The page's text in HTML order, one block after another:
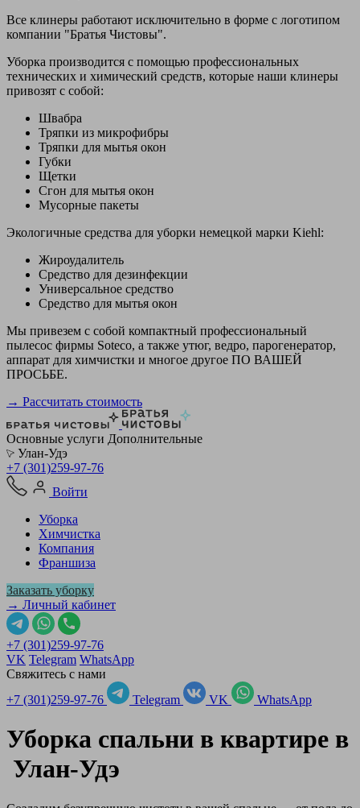
Все клинеры работают исключительно в форме с логотипом
компании "Братья Чистовы".
Уборка производится с помощью профессиональных
технических и химический средств, которые наши клинеры
привозят с собой:
Швабра
Тряпки из микрофибры
Тряпки для мытья окон
Губки
Щетки
Сгон для мытья окон
Мусорные пакеты
Экологичные средства для уборки немецкой марки Kiehl:
Жироудалитель
Средство для дезинфекции
Универсальное средство
Средство для мытья окон
Мы привезем с собой компактный профессиональный
пылесос фирмы Soteco, а также утюг, ведро, парогенератор,
аппарат для химчистки и многое другое ПО ВАШЕЙ
ПРОСЬБЕ.
→ Рассчитать стоимость
Основные услуги Дополнительные
Улан-Удэ
+7 (301)259-97-76
Войти
Уборка
Химчистка
Компания
Франшиза
Заказать уборку
→ Личный кабинет
+7 (301)259-97-76
VK Telegram WhatsApp
Свяжитесь с нами
+7 (301)259-97-76
Telegram VK WhatsApp
Уборка спальни в квартире в
Улан-Удэ